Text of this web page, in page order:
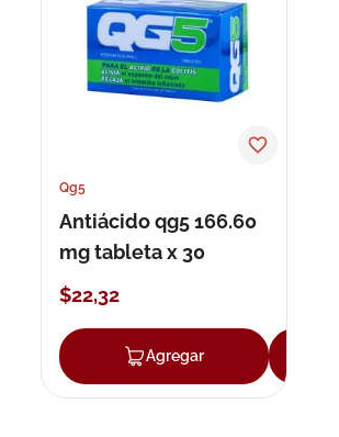
Qg5
Antiácido qg5 166.60
mg tableta x 30
$22,32
Agregar
8. roche posay
9. megacistin
10.pañales